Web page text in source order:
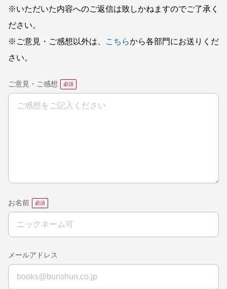
※いただいた内容へのご返信は致しかねますのでご了承く
ださい。
※ご意見・ご感想以外は、
こちらから各部門にお送りくだ
さい。
ご意見・ご感想
お名前
メールアドレス